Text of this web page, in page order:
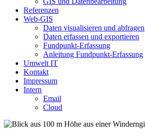
Referenzen
Web-GIS
Daten visualisieren und abfragen
Daten erfassen und exportieren
Fundpunkt-Erfassung
Anleitung Fundpunkt-Erfassung
Umwelt IT
Kontakt
Impressum
Intern
Email
Cloud